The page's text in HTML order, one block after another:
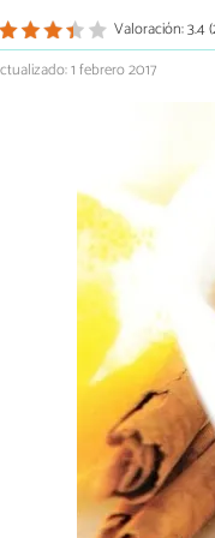
Valoración: 3.4
1 febrero 2017